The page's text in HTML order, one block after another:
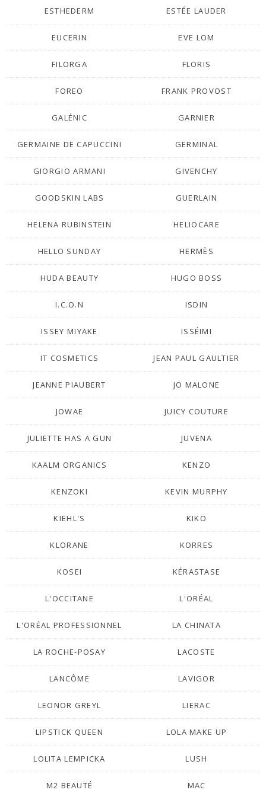
ESTHEDERM ESTÉE LAUDER
EUCERIN EVE LOM
FILORGA FLORIS
FOREO FRANK PROVOST
GALÉNIC GARNIER
GERMAINE DE CAPUCCINI GERMINAL
GIORGIO ARMANI GIVENCHY
GOODSKIN LABS GUERLAIN
HELENA RUBINSTEIN HELIOCARE
HELLO SUNDAY HERMÈS
HUDA BEAUTY HUGO BOSS
I.C.O.N ISDIN
ISSEY MIYAKE ISSÉIMI
IT COSMETICS JEAN PAUL GAULTIER
JEANNE PIAUBERT JO MALONE
JOWAE JUICY COUTURE
JULIETTE HAS A GUN JUVENA
KAALM ORGANICS KENZO
KENZOKI KEVIN MURPHY
KIEHL'S KIKO
KLORANE KORRES
KOSEI KÉRASTASE
L'OCCITANE L'ORÉAL
L'ORÉAL PROFESSIONNEL LA CHINATA
LA ROCHE-POSAY LACOSTE
LANCÔME LAVIGOR
LEONOR GREYL LIERAC
LIPSTICK QUEEN LOLA MAKE UP
LOLITA LEMPICKA LUSH
M2 BEAUTÉ MAC